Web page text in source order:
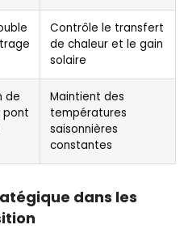
Contrôle le transfert
de chaleur et le gain
solaire
de
pont
Maintient des
températures
saisonnières
constantes
dans les